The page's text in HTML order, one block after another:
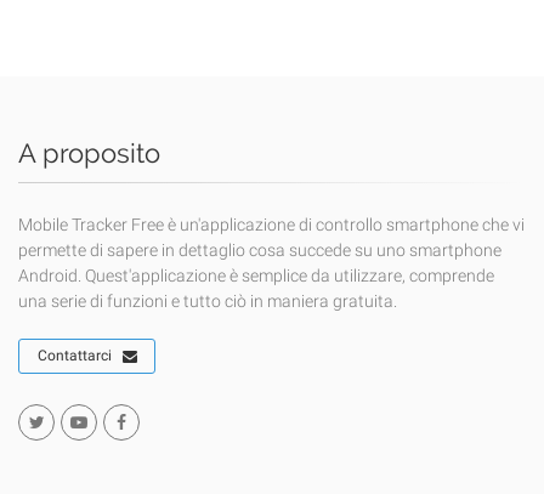
A proposito
Mobile Tracker Free è un'applicazione di controllo smartphone che vi
permette di sapere in dettaglio cosa succede su uno smartphone
Android. Quest'applicazione è semplice da utilizzare, comprende
una serie di funzioni e tutto ciò in maniera gratuita.
Contattarci